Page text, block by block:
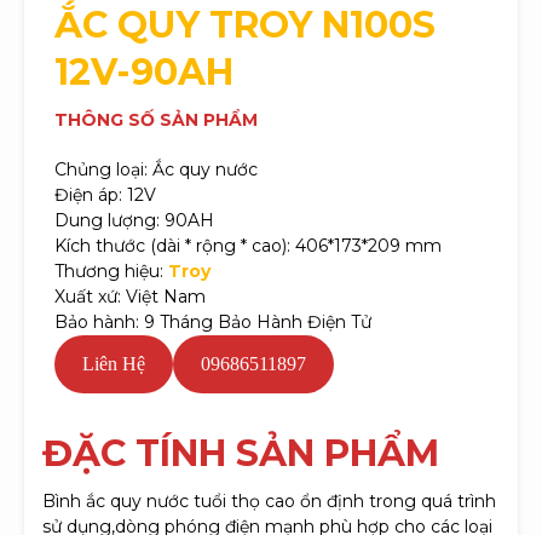
ẮC QUY TROYN100S
12V-90AH
THÔNG SỐ SẢN PHẨM
Chủng loại: Ắc quy nước
Điện áp: 12V
Dung lượng: 90AH
Kích thước (dài * rộng * cao): 406*173*209 mm
Thương hiệu: Troy
Xuất xứ: Việt Nam
Bảo hành: 9 Tháng Bảo Hành Điện Tử
Liên Hệ 09686511897
ĐẶC TÍNH SẢN PHẨM
Bình ắc quy nước tuổi thọ cao ổn định trong quá trình
sử dụng,dòng phóng điện mạnh phù hợp cho các loại